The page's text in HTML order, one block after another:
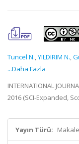
Tuncel N.,YILDIRIM N.,
...Daha Fazla
INTERNATIONAL
2016 (SCI-Expanded,
Yayın Türü: